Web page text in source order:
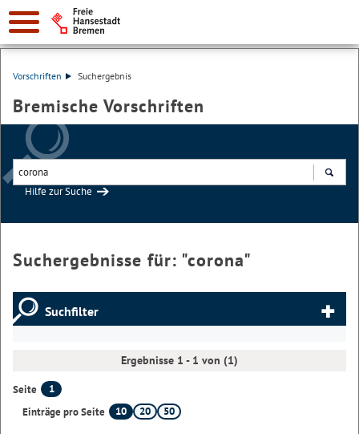
Vorschriften Suchergebnis
Bremische Vorschriften
Hilfe zur Suche
Suchergebnisse für: "corona"
Suchfilter
Ergebnisse 1 - 1 von (1)
Seite
1
Einträge pro Seite
10 20 50